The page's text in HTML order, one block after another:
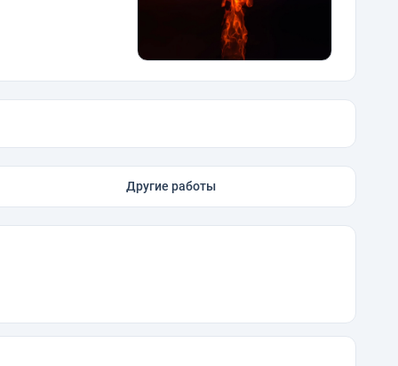
Другие работы